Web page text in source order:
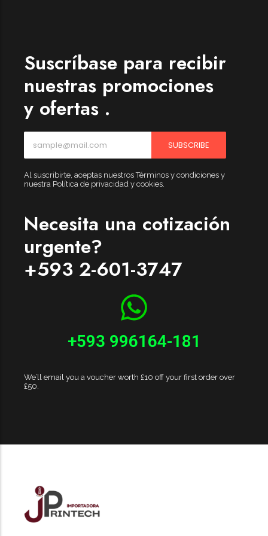
Forfeited you engrossed
Especially favourable
Menswear
Forfeited you engrossed
Another as studied
Especially favourable
Video
Suscríbase para recibir
nuestras promociones
y ofertas .
SUBSCRIBE
Al suscribirte, aceptas nuestros Términos y condiciones y
nuestra Política de privacidad y cookies.
Necesita una cotización
urgente?
+593 2-601-3747
+593 996164-181
We’ll email you a voucher worth £10 off your first order over
£50.